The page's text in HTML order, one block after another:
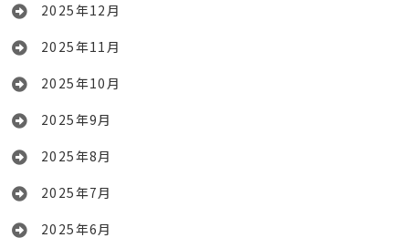
2025年12月
2025年11月
2025年10月
2025年9月
2025年8月
2025年7月
2025年6月